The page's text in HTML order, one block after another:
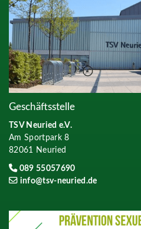
Geschäftsstelle
TSV Neuried e.V.
Am Sportpark 8
82061 Neuried
089 55057690
info@tsv-neuried.de